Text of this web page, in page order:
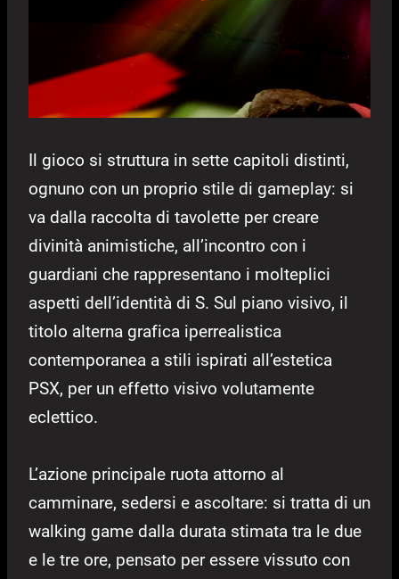
Il gioco si struttura in sette capitoli distinti,
ognuno con un proprio stile di gameplay: si
va dalla raccolta di tavolette per creare
divinità animistiche, all’incontro con i
guardiani che rappresentano i molteplici
aspetti dell’identità di S. Sul piano visivo, il
titolo alterna grafica iperrealistica
contemporanea a stili ispirati all’estetica
PSX, per un effetto visivo volutamente
eclettico.
L’azione principale ruota attorno al
camminare, sedersi e ascoltare: si tratta di un
walking game dalla durata stimata tra le due
e le tre ore, pensato per essere vissuto con